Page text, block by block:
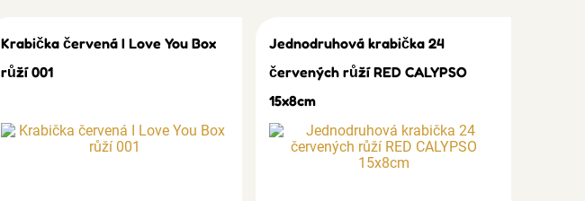
Krabička červená I Love You Box
růží 001
Jednodruhová krabička 24
červených růží RED CALYPSO
15x8cm